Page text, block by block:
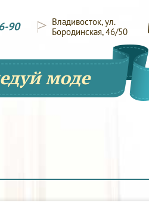
Владивосток, ул.
Бородинская, 46/50
90
моде